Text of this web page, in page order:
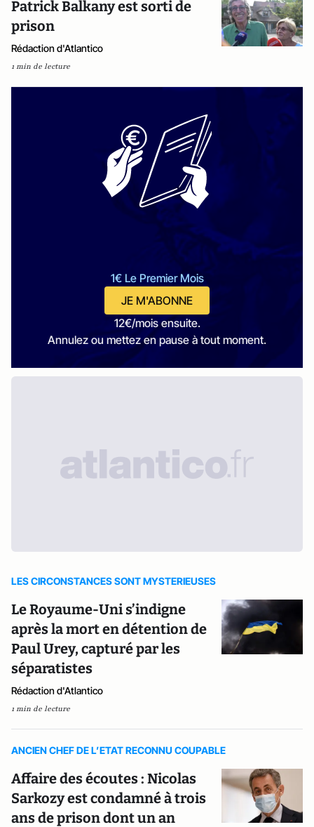
Patrick Balkany est sorti de
prison
Rédaction d'Atlantico
1 min de lecture
1€ Le Premier Mois
JE M'ABONNE
12€/mois ensuite.
Annulez ou mettez en pause à tout moment.
LES CIRCONSTANCES SONT MYSTERIEUSES
Le Royaume-Uni s’indigne
après la mort en détention de
Paul Urey, capturé par les
séparatistes
Rédaction d'Atlantico
1 min de lecture
ANCIEN CHEF DE L’ETAT RECONNU COUPABLE
Affaire des écoutes : Nicolas
Sarkozy est condamné à trois
ans de prison dont un an